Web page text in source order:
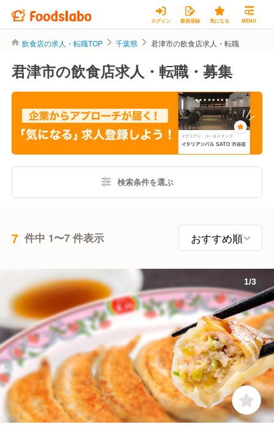
ログイン 新規登録 気になる MENU
飲食店の求人・転職TOP 千葉県 君津市の飲食店求人・転職
君津市の飲食店求人・転職・募集
検索条件を選ぶ
7 件中 1〜7 件表示
1/3